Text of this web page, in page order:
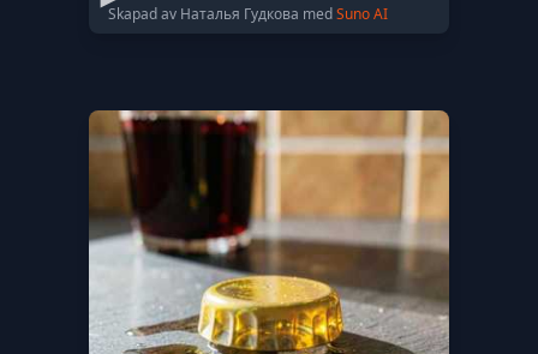
Skapad av Наталья Гудкова medSuno AI